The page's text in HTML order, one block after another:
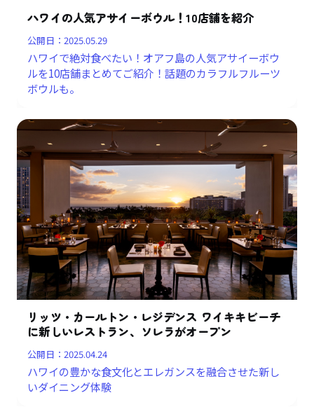
ハワイの人気アサイーボウル！10店舗を紹介
公開日：2025.05.29
ハワイで絶対食べたい！オアフ島の人気アサイーボウ
ルを10店舗まとめてご紹介！話題のカラフルフルーツ
ボウルも。
リッツ・カールトン・レジデンス ワイキキビーチ
に新しいレストラン、ソレラがオープン
公開日：2025.04.24
ハワイの豊かな食文化とエレガンスを融合させた新し
いダイニング体験